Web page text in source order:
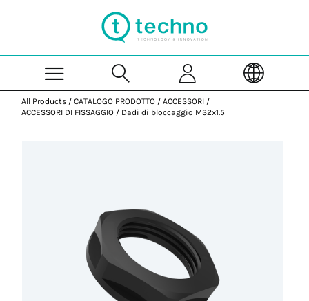
All Products / CATALOGO PRODOTTO / ACCESSORI /
ACCESSORI DI FISSAGGIO / Dadi di bloccaggio M32x1.5